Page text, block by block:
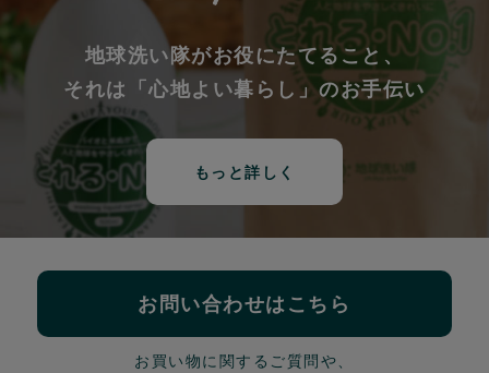
地球洗い隊がお役にたてること、
それは「心地よい暮らし」のお手伝い
もっと詳しく
お問い合わせはこちら
お買い物に関するご質問や、